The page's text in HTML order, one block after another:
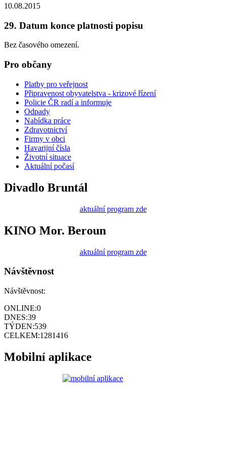
10.08.2015
29. Datum konce platnosti popisu
Bez časového omezení.
Pro občany
Platby pro veřejnost
Připravenost obyvatelstva - krizové řízení
Policie ČR radí a informuje
Odpady
Nabídka práce
Zdravotnictví
Firmy v obci
Havarijní čísla
Životní situace
Aktuální počasí
Divadlo Bruntál
aktuální program zde
KINO Mor. Beroun
aktuální program zde
Návštěvnost
Návštěvnost:
ONLINE:0
DNES:39
TÝDEN:539
CELKEM:1281416
Mobilní aplikace